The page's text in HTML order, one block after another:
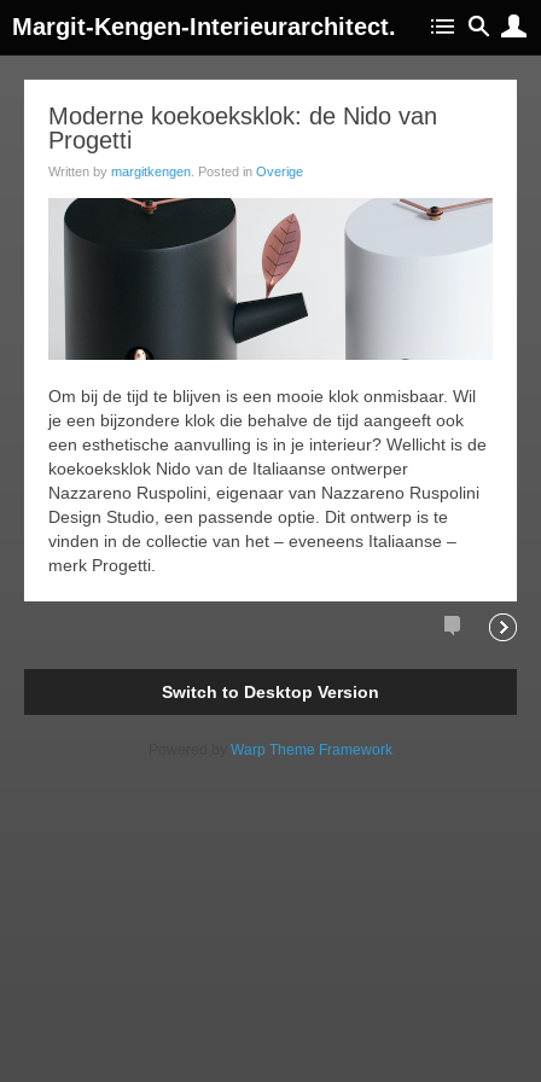
Margit-Kengen-Interieurarchitect.
Moderne koekoeksklok: de Nido van
Progetti
Written by margitkengen . Posted in Overige
Om bij de tijd te blijven is een mooie klok onmisbaar. Wil
je een bijzondere klok die behalve de tijd aangeeft ook
een esthetische aanvulling is in je interieur? Wellicht is de
koekoeksklok Nido van de Italiaanse ontwerper
Nazzareno Ruspolini, eigenaar van Nazzareno Ruspolini
Design Studio, een passende optie. Dit ontwerp is te
vinden in de collectie van het – eveneens Italiaanse –
merk Progetti.
Comments
Switch to Desktop Version
Warp Theme Framework